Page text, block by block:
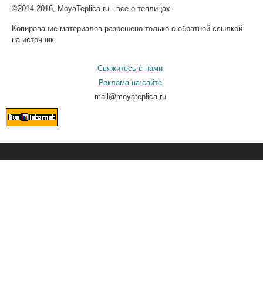
©2014-2016, MoyaTeplica.ru - все о теплицах.
Копирование материалов разрешено только с обратной ссылкой
на источник.
Свяжитесь с нами
Реклама на сайте
mail@moyateplica.ru